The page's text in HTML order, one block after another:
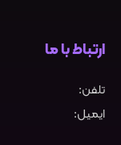
ارتباط با ما
تلفن:
ایمیل: